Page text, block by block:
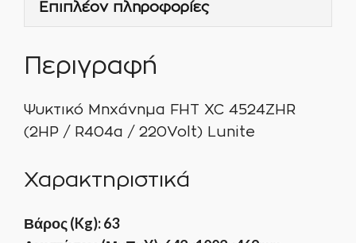
/
Επιπλέον πληροφορίες
Περιγραφή
Ψυκτικό Μηχάνημα FHΤ XC 4524ZHR
(2HP / R404a / 220Volt) Lunite
Χαρακτηριστικά
Βάρος (Kg): 63